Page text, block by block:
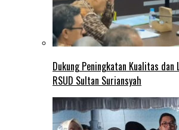
Dukung Peningkatan Kualitas dan
RSUD Sultan Suriansyah